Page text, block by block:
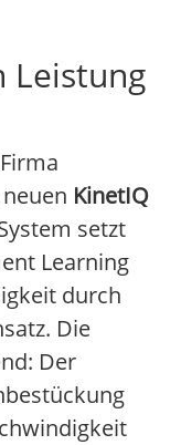
Leistung
KinetIQ
setzt
Learning
durch
Die
Der